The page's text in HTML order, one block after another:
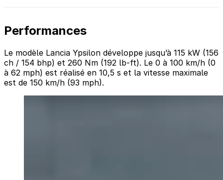
Performances
Le modèle Lancia Ypsilon développe jusqu’à 115 kW (156
ch / 154 bhp) et 260 Nm (192 lb-ft). Le 0 à 100 km/h (0
à 62 mph) est réalisé en 10,5 s et la vitesse maximale
est de 150 km/h (93 mph).